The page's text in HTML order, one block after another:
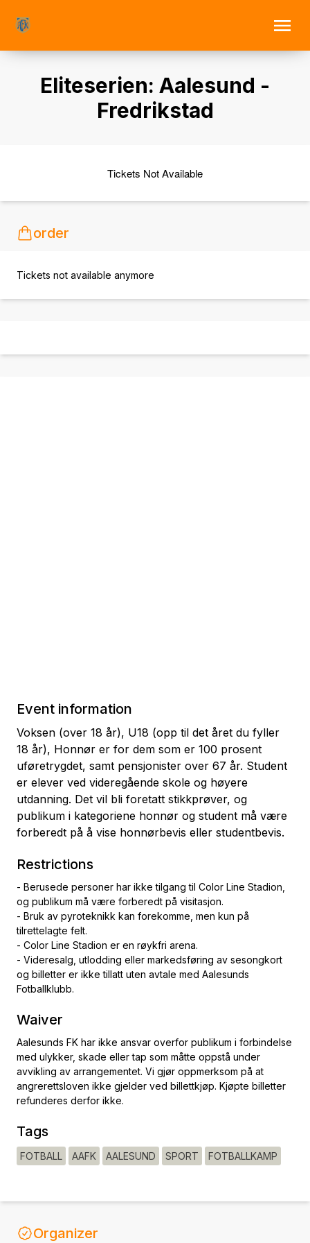
Eliteserien: Aalesund -
Fredrikstad
Tickets Not Available
order
Tickets not available anymore
Event information
Voksen (over 18 år), U18 (opp til det året du fyller
18 år), Honnør er for dem som er 100 prosent
uføretrygdet, samt pensjonister over 67 år. Student
er elever ved videregående skole og høyere
utdanning. Det vil bli foretatt stikkprøver, og
publikum i kategoriene honnør og student må være
forberedt på å vise honnørbevis eller studentbevis.
Restrictions
- Berusede personer har ikke tilgang til Color Line Stadion,
og publikum må være forberedt på visitasjon.
- Bruk av pyroteknikk kan forekomme, men kun på
tilrettelagte felt.
- Color Line Stadion er en røykfri arena.
- Videresalg, utlodding eller markedsføring av sesongkort
og billetter er ikke tillatt uten avtale med Aalesunds
Fotballklubb.
Waiver
Aalesunds FK har ikke ansvar overfor publikum i forbindelse
med ulykker, skade eller tap som måtte oppstå under
avvikling av arrangementet. Vi gjør oppmerksom på at
angrerettsloven ikke gjelder ved billettkjøp. Kjøpte billetter
refunderes derfor ikke.
Tags
FOTBALL AAFK AALESUND SPORT FOTBALLKAMP
Organizer